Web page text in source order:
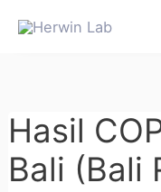
Hasil
Bali (Bali